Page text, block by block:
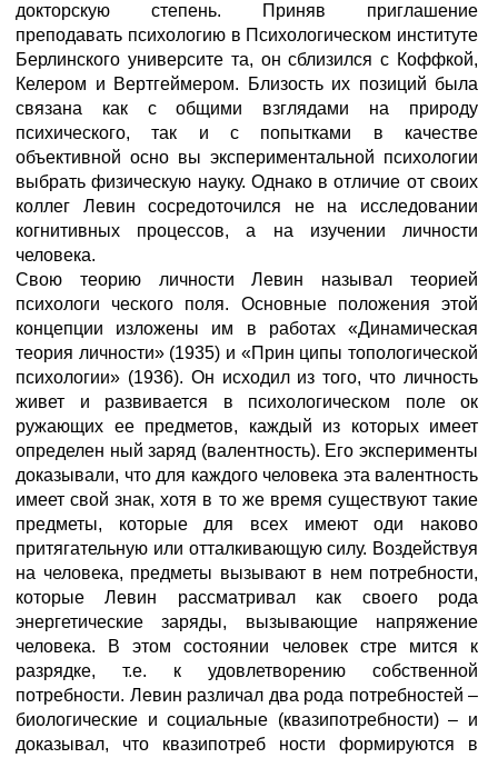
докторскую степень. Приняв приглашение
преподавать психологию в Психологическом институте
Берлинского университе та, он сблизился с Коффкой,
Келером и Вертгеймером. Близость их позиций была
связана как с общими взглядами на природу
психического, так и с попытками в качестве
объективной осно вы экспериментальной психологии
выбрать физическую науку. Однако в отличие от своих
коллег Левин сосредоточился не на исследовании
когнитивных процессов, а на изучении личности
человека.
Свою теорию личности Левин называл теорией
психологи ческого поля. Основные положения этой
концепции изложены им в работах «Динамическая
теория личности» (1935) и «Прин ципы топологической
психологии» (1936). Он исходил из того, что личность
живет и развивается в психологическом поле ок
ружающих ее предметов, каждый из которых имеет
определен ный заряд (валентность). Его эксперименты
доказывали, что для каждого человека эта валентность
имеет свой знак, хотя в то же время существуют такие
предметы, которые для всех имеют оди наково
притягательную или отталкивающую силу. Воздействуя
на человека, предметы вызывают в нем потребности,
которые Левин рассматривал как своего рода
энергетические заряды, вызывающие напряжение
человека. В этом состоянии человек стре мится к
разрядке, т.е. к удовлетворению собственной
потребности. Левин различал два рода потребностей –
биологические и социальные (квазипотребности) – и
доказывал, что квазипотреб ности формируются в